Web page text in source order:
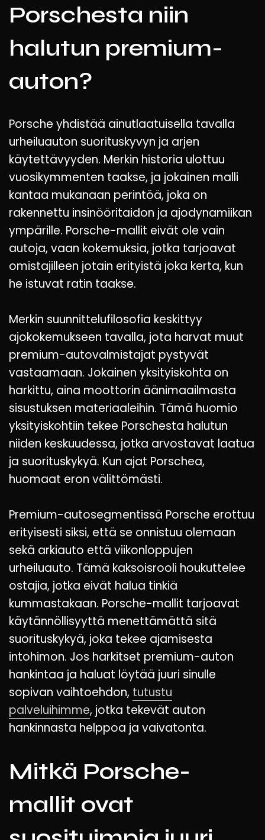
Porschesta niin
halutun premium-
auton?
Porsche yhdistää ainutlaatuisella tavalla
urheiluauton suorituskyvyn ja arjen
käytettävyyden. Merkin historia ulottuu
vuosikymmenten taakse, ja jokainen malli
kantaa mukanaan perintöä, joka on
rakennettu insinööritaidon ja ajodynamiikan
ympärille. Porsche-mallit eivät ole vain
autoja, vaan kokemuksia, jotka tarjoavat
omistajilleen jotain erityistä joka kerta, kun
he istuvat ratin taakse.
Merkin suunnittelufilosofia keskittyy
ajokokemukseen tavalla, jota harvat muut
premium-autovalmistajat pystyvät
vastaamaan. Jokainen yksityiskohta on
harkittu, aina moottorin äänimaailmasta
sisustuksen materiaaleihin. Tämä huomio
yksityiskohtiin tekee Porschesta halutun
niiden keskuudessa, jotka arvostavat laatua
ja suorituskykyä. Kun ajat Porschea,
huomaat eron välittömästi.
Premium-autosegmentissä Porsche erottuu
erityisesti siksi, että se onnistuu olemaan
sekä arkiauto että viikonloppujen
urheiluauto. Tämä kaksoisrooli houkuttelee
ostajia, jotka eivät halua tinkiä
kummastakaan. Porsche-mallit tarjoavat
käytännöllisyyttä menettämättä sitä
suorituskykyä, joka tekee ajamisesta
intohimon. Jos harkitset premium-auton
hankintaa ja haluat löytää juuri sinulle
sopivan vaihtoehdon, tutustu
palveluihimme, jotka tekevät auton
hankinnasta helppoa ja vaivatonta.
Mitkä Porsche-
mallit ovat